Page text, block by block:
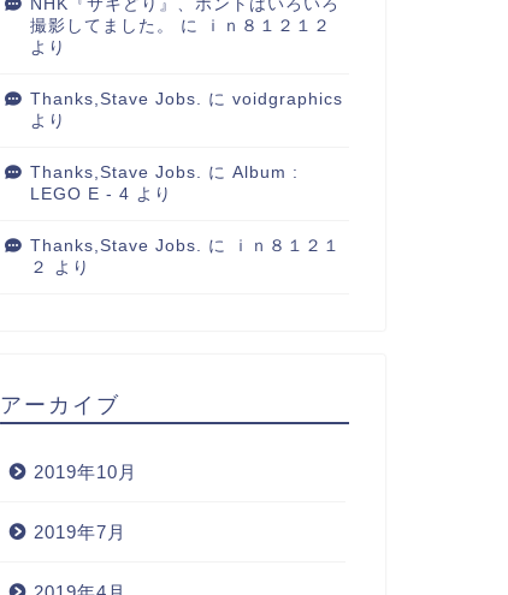
NHK『サキどり』、ホントはいろいろ
撮影してました。
に
ｉｎ８１２１２
より
Thanks,Stave Jobs. に voidgraphics
より
Thanks,Stave Jobs. に Album :
LEGO E - 4 より
Thanks,Stave Jobs. に
ｉｎ８１２１
２
より
アーカイブ
2019年10月
2019年7月